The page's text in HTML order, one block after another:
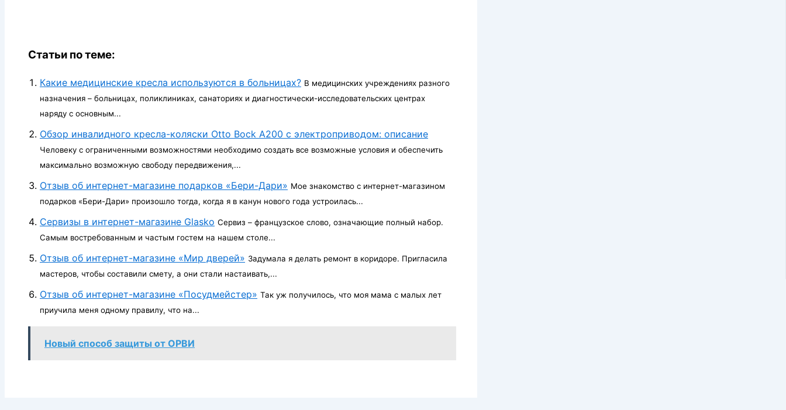
Статьи по теме:
Какие медицинские кресла используются в больницах? В медицинских учреждениях разного
назначения – больницах, поликлиниках, санаториях и диагностически-исследовательских центрах
наряду с основным...
Обзор инвалидного кресла-коляски Otto Bock A200 с электроприводом: описание
Человеку с ограниченными возможностями необходимо создать все возможные условия и обеспечить
максимально возможную свободу передвижения,...
Отзыв об интернет-магазине подарков «Бери-Дари» Мое знакомство с интернет-магазином
подарков «Бери-Дари» произошло тогда, когда я в канун нового года устроилась...
Сервизы в интернет-магазине Glasko Сервиз – французское слово, означающие полный набор.
Самым востребованным и частым гостем на нашем столе...
Отзыв об интернет-магазине «Мир дверей» Задумала я делать ремонт в коридоре. Пригласила
мастеров, чтобы составили смету, а они стали настаивать,...
Отзыв об интернет-магазине «Посудмейстер» Так уж получилось, что моя мама с малых лет
приучила меня одному правилу, что на...
Новый способ защиты от ОРВИ